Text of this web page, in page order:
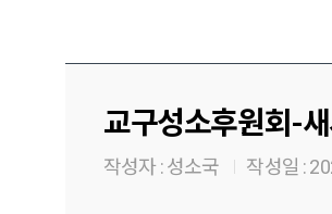
교구성소후원회-
작성자 :성소국 작성일 :